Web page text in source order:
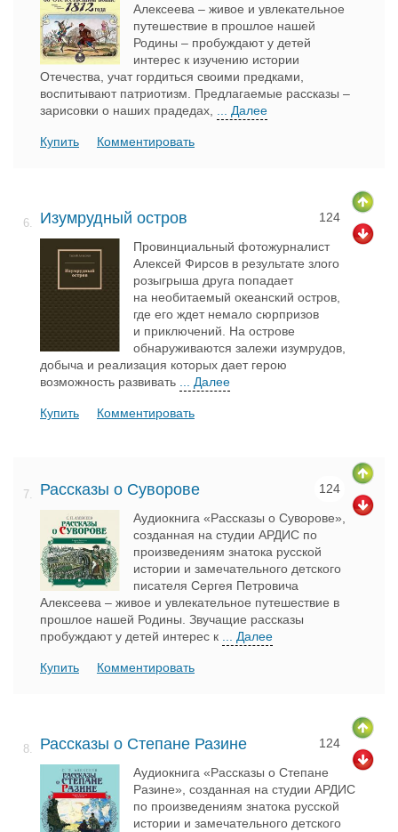
Алексеева – живое и увлекательное
путешествие в прошлое нашей
Родины – пробуждают у детей
интерес к изучению истории
Отечества, учат гордиться своими предками,
воспитывают патриотизм. Предлагаемые рассказы –
зарисовки о наших прадедах,
... Далее
Купить Комментировать
6. Изумрудный остров 124
Провинциальный фотожурналист
Алексей Фирсов в результате злого
розыгрыша друга попадает
на необитаемый океанский остров,
где его ждет немало сюрпризов
и приключений. На острове
обнаруживаются залежи изумрудов,
добыча и реализация которых дает герою
возможность развивать
... Далее
Купить Комментировать
7. Рассказы о Суворове 124
Аудиокнига «Рассказы о Суворове»,
созданная на студии АРДИС по
произведениям знатока русской
истории и замечательного детского
писателя Сергея Петровича
Алексеева – живое и увлекательное путешествие в
прошлое нашей Родины. Звучащие рассказы
пробуждают у детей интерес к
... Далее
Купить Комментировать
8. Рассказы о Степане Разине 124
Аудиокнига «Рассказы о Степане
Разине», созданная на студии АРДИС
по произведениям знатока русской
истории и замечательного детского